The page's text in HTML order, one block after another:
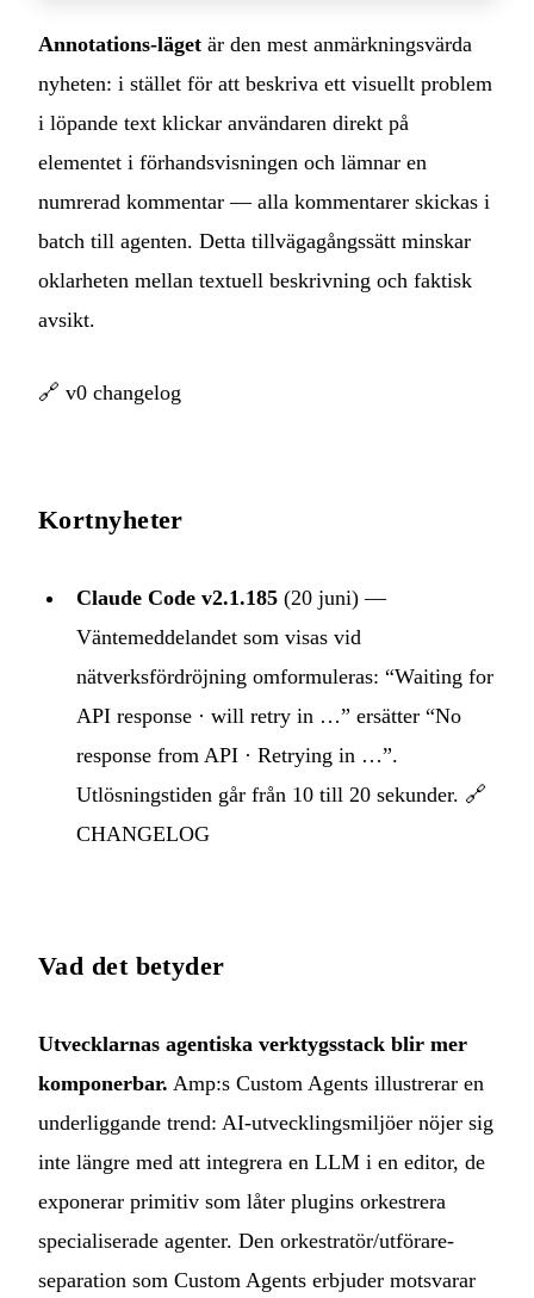
Annotations-läget är den mest anmärkningsvärda
nyheten: i stället för att beskriva ett visuellt problem
i löpande text klickar användaren direkt på
elementet i förhandsvisningen och lämnar en
numrerad kommentar — alla kommentarer skickas i
batch till agenten. Detta tillvägagångssätt minskar
oklarheten mellan textuell beskrivning och faktisk
avsikt.
🔗 v0 changelog
Kortnyheter
Claude Code v2.1.185 (20 juni) —
Väntemeddelandet som visas vid
nätverksfördröjning omformuleras: “Waiting for
API response · will retry in …” ersätter “No
response from API · Retrying in …”.
Utlösningstiden går från 10 till 20 sekunder. 🔗
CHANGELOG
Vad det betyder
Utvecklarnas agentiska verktygsstack blir mer
komponerbar. Amp:s Custom Agents illustrerar en
underliggande trend: AI-utvecklingsmiljöer nöjer sig
inte längre med att integrera en LLM i en editor, de
exponerar primitiv som låter plugins orkestrera
specialiserade agenter. Den orkestratör/utförare-
separation som Custom Agents erbjuder motsvarar